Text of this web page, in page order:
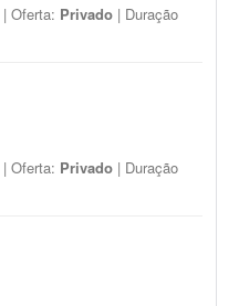
| Oferta: Privado | Duração
| Oferta: Privado | Duração